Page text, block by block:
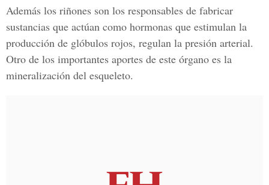
Además los riñones son los responsables de fabricar
sustancias que actúan como hormonas que estimulan la
producción de glóbulos rojos, regulan la presión arterial.
Otro de los importantes aportes de este órgano es la
mineralización del esqueleto.